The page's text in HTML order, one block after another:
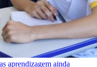
aprendizagem ainda